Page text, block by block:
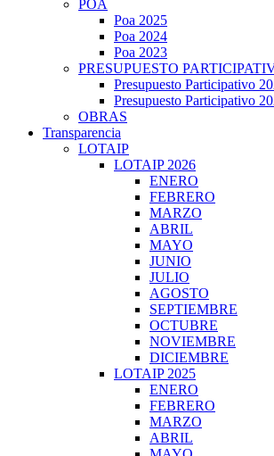
POA
Poa 2025
Poa 2024
Poa 2023
PRESUPUESTO
Presupuesto Participativo
Presupuesto Participativo
OBRAS
Transparencia
LOTAIP
LOTAIP 2026
ENERO
FEBRERO
MARZO
ABRIL
MAYO
JUNIO
JULIO
AGOSTO
SEPTIEMBRE
OCTUBRE
NOVIEMBRE
DICIEMBRE
LOTAIP 2025
ENERO
FEBRERO
MARZO
ABRIL